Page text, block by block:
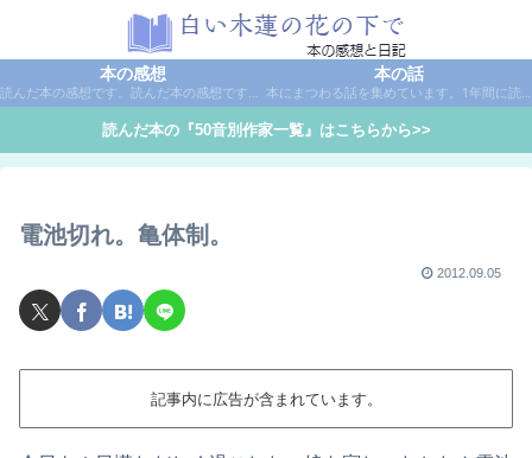
本の感想
読んだ本の感想です。読んだ本の感想です。本は作家名で50音別に分類しています。
本の話
本にまつわる話を集めています。1年間に読んだ本の総括や、本に関する話題など。
読んだ本の『50音別作家一覧』はこちらから>>
電池切れ。亀体制。
2012.09.05
記事内に広告が含まれています。